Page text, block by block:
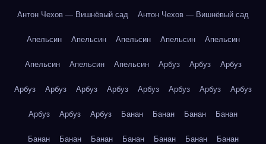
Антон Чехов — Вишнёвый сад Антон Чехов — Вишнёвый сад
Апельсин Апельсин Апельсин Апельсин Апельсин
Апельсин Апельсин Апельсин Арбуз Арбуз Арбуз
Арбуз Арбуз Арбуз Арбуз Арбуз Арбуз Арбуз Арбуз
Арбуз Арбуз Арбуз Банан Банан Банан Банан
Банан Банан Банан Банан Банан Банан Банан